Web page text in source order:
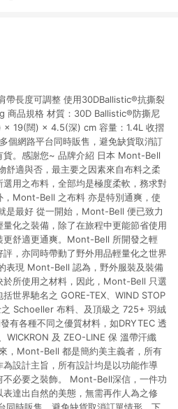
、樂天KOBO電子書，請詳閱
24小時內結帳，才享有 LINE
則不符合贈點資格。 (4) 如
回饋網、Google等其他網頁、或
為App都將會造成追蹤中斷而
如顯示之商品規格、顏色、價
不符，以銷售網頁標示為準。
灣樂天回饋規定，逾期訂單將
樂天市場保有更改條款與法律
網站公告為準。
帶長度可調整 使用30DBallistic®抗撕裂
商品規格 材質：30D Ballistic®防撕尼
19(闊) × 4.5(深) cm 容量：1.4L 收摺
個網路平台同時販售，避免缺貨取消訂
貨。感謝您~ 品牌介紹 日本 Mont-Bell
舒適與否，最主要之因素來自布料之柔
用之布料，全部均是極度柔軟，務求對
，Mont-Bell 之布料 亦是特別通爽，使
是最好 從一開始，Mont-Bell 便已致力
化之裝備，除了在旅程中更能節省使用
更舒適更通爽。Mont-Bell 所開發之輕
，亦同時帶動了野外用品輕量化之世界
表現 Mont-Bell 認為，野外服裝及裝備
於所使用之材料，因此，Mont-Bell 只選
世界馳名之 GORE-TEX、WIND STOP
之 Schoeller 布料、及頂級之 725+ 羽絨
有各種不同之優質材料，如DRYTEC 透
WICKRON 及 ZEO-LINE 保 溫帶汗纖
，Mont-Bell 都是簡約美主義者，所有
設計主旨，所有設計均是以功能作導
不必要之裝飾。 Mont-Bell深信，一件功
達出自然的美態，無需再作人為之修